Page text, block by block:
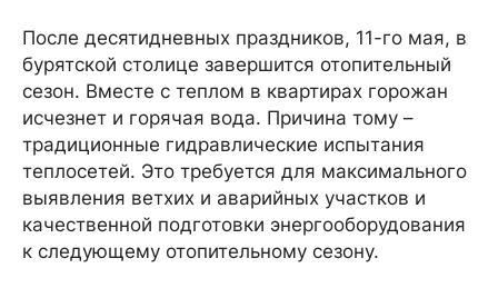
После десятидневных праздников, 11-го мая, в
бурятской столице завершится отопительный
сезон. Вместе с теплом в квартирах горожан
исчезнет и горячая вода. Причина тому –
традиционные гидравлические испытания
теплосетей. Это требуется для максимального
выявления ветхих и аварийных участков и
качественной подготовки энергооборудования
к следующему отопительному сезону.